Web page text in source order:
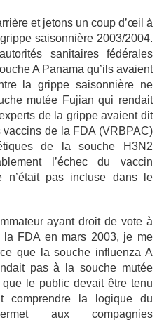
et jetons un coup d’œil à
saisonnière 2003/2004.
sanitaires fédérales
A Panama qu’ils avaient
la grippe saisonnière ne
mutée Fujian qui rendait
de la grippe avaient dit
de la FDA (VRBPAC)
de la souche H3N2
l’échec du vaccin
n’était pas incluse dans le
ayant droit de vote à
FDA en mars 2003, je me
que la souche influenza A
pas à la souche mutée
le public devait être tenu
comprendre la logique du
aux compagnies